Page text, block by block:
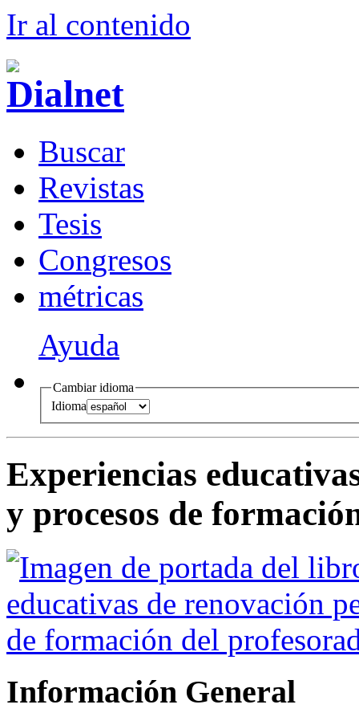
Ir al contenido
Buscar
Revistas
Tesis
Congresos
métricas
Ayuda
Cambiar idioma
Idioma
Experiencias
y procesos de
Información General